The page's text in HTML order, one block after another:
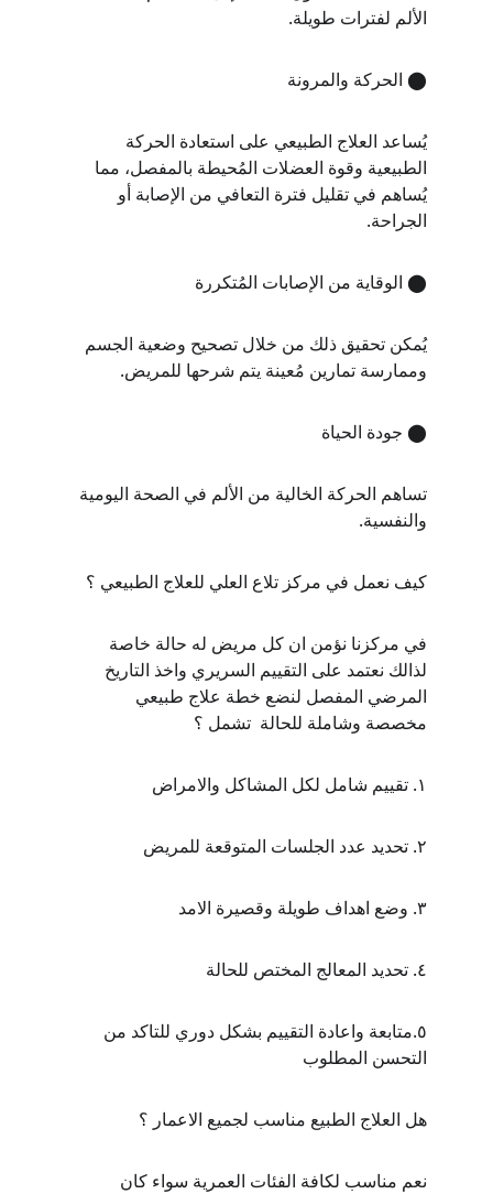
الألم لفترات طويلة.
⬤ الحركة والمرونة
يُساعد العلاج الطبيعي على استعادة الحركة
الطبيعية وقوة العضلات المُحيطة بالمفصل، مما
يُساهم في تقليل فترة التعافي من الإصابة أو
الجراحة.
⬤ الوقاية من الإصابات المُتكررة
يُمكن تحقيق ذلك من خلال تصحيح وضعية الجسم
وممارسة تمارين مُعينة يتم شرحها للمريض.
⬤ جودة الحياة
تساهم الحركة الخالية من الألم في الصحة اليومية
والنفسية.
كيف نعمل في مركز تلاع العلي للعلاج الطبيعي ؟
في مركزنا نؤمن ان كل مريض له حالة خاصة
لذالك نعتمد على التقييم السريري واخذ التاريخ
المرضي المفصل لنضع خطة علاج طبيعي
مخصصة وشاملة للحالة  تشمل ؟
١. تقييم شامل لكل المشاكل والامراض
٢. تحديد عدد الجلسات المتوقعة للمريض
٣. وضع اهداف طويلة وقصيرة الامد
٤. تحديد المعالج المختص للحالة
٥.متابعة واعادة التقييم بشكل دوري للتاكد من
التحسن المطلوب
هل العلاج الطبيع مناسب لجميع الاعمار ؟
نعم مناسب لكافة الفئات العمرية سواء كان